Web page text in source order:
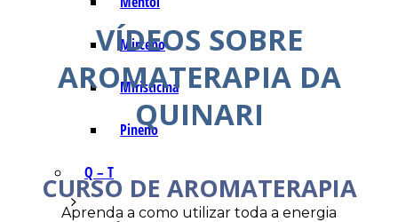
Mirceno
Miristicina
Pineno
Q – T
VÍDEOS SOBRE
AROMATERAPIA DA
QUINARI
CURSO DE AROMATERAPIA
Aprenda a como utilizar toda a energia